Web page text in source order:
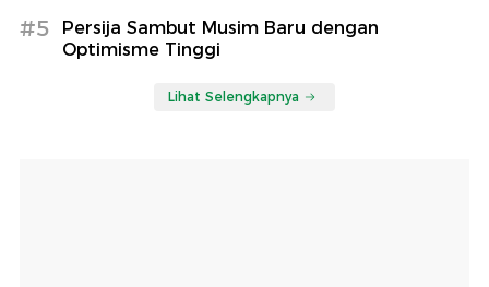
#5
Persija Sambut Musim Baru dengan
Optimisme Tinggi
Lihat Selengkapnya